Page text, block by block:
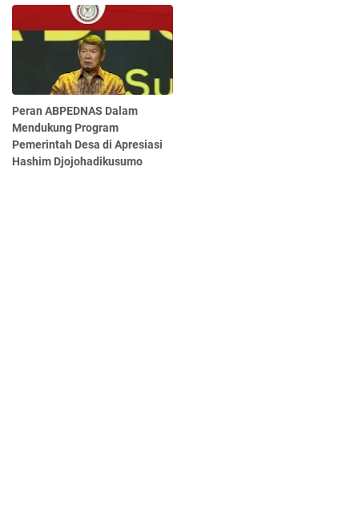
Peran ABPEDNAS Dalam
Mendukung Program
Pemerintah Desa di Apresiasi
Hashim Djojohadikusumo